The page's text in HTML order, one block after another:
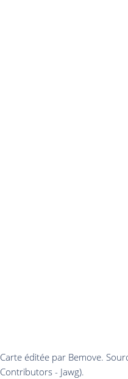
Carte éditée par Bemove.
Contributors - Jawg).